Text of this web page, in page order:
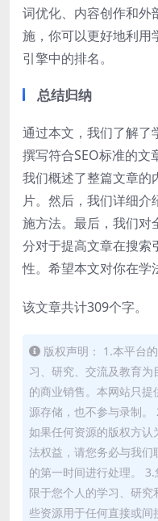
词优化、内容创作和外
施，你可以更好地利用
引擎中的排名。
总结归纳
通过本文，我们了解了
撰写符合SEO标准的文
我们概述了整篇文章的
片。然后，我们详细
施方法。最后，我们对
分对于提高文章在搜索
性。希望本文对你在学
该文章共计309个字。
版权声明： 1.本平台
习、研究、交流及教育
的商业销售。本网站只
源存储，也不参与录制。
如果任何资源的版权方
法权益，请您务必与我
的第一时间进行处理。
限于您个人的学习、研
些资源用于任何直接或间